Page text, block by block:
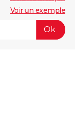
Voir un exemple